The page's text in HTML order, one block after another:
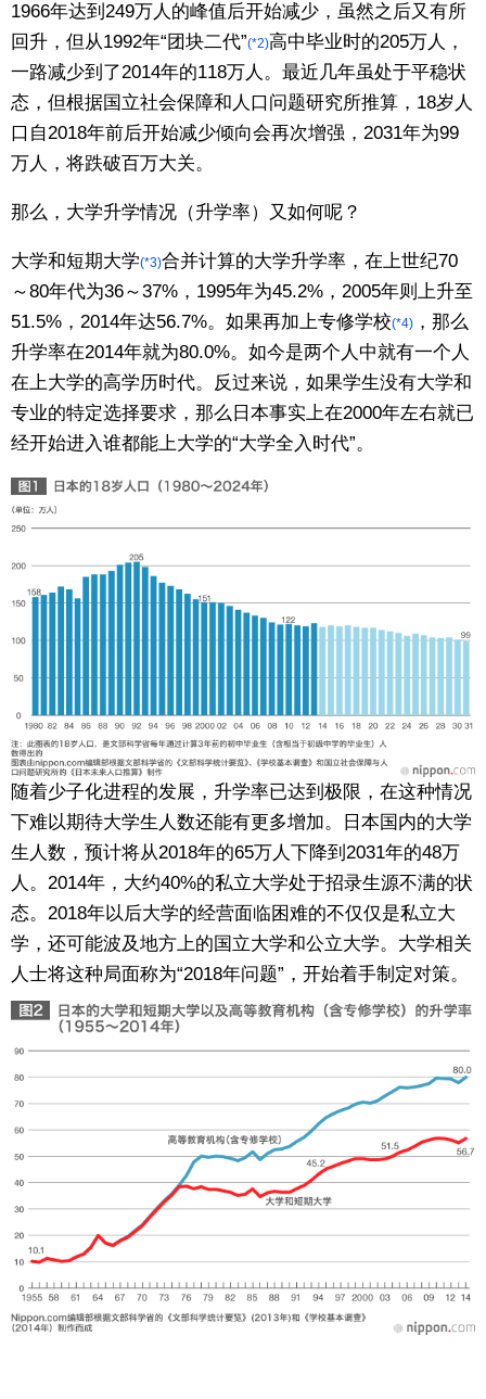
编辑部通知
SNS
1966年达到249万人的峰值后开始减少，虽然之后又有所
回升，但从1992年“团块二代”(*2)高中毕业时的205万人，
一路减少到了2014年的118万人。最近几年虽处于平稳状
态，但根据国立社会保障和人口问题研究所推算，18岁人
口自2018年前后开始减少倾向会再次增强，2031年为99
万人，将跌破百万大关。
那么，大学升学情况（升学率）又如何呢？
大学和短期大学(*3)合并计算的大学升学率，在上世纪70
～80年代为36～37%，1995年为45.2%，2005年则上升至
51.5%，2014年达56.7%。如果再加上专修学校(*4)，那么
升学率在2014年就为80.0%。如今是两个人中就有一个人
在上大学的高学历时代。反过来说，如果学生没有大学和
专业的特定选择要求，那么日本事实上在2000年左右就已
经开始进入谁都能上大学的“大学全入时代”。
随着少子化进程的发展，升学率已达到极限，在这种情况
下难以期待大学生人数还能有更多增加。日本国内的大学
生人数，预计将从2018年的65万人下降到2031年的48万
人。2014年，大约40%的私立大学处于招录生源不满的状
态。2018年以后大学的经营面临困难的不仅仅是私立大
学，还可能波及地方上的国立大学和公立大学。大学相关
人士将这种局面称为“2018年问题”，开始着手制定对策。